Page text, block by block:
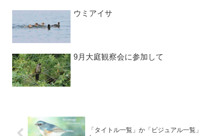
ウミアイサ
9月大庭観察会に参加して
「タイトル一覧」か「ビジュアル一覧」